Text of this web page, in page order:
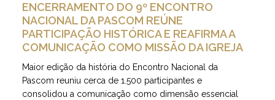
ENCERRAMENTO DO 9º ENCONTRO
NACIONAL DA PASCOM REÚNE
PARTICIPAÇÃO HISTÓRICA E REAFIRMA A
COMUNICAÇÃO COMO MISSÃO DA IGREJA
Maior edição da história do Encontro Nacional da
Pascom reuniu cerca de 1.500 participantes e
consolidou a comunicação como dimensão essencial